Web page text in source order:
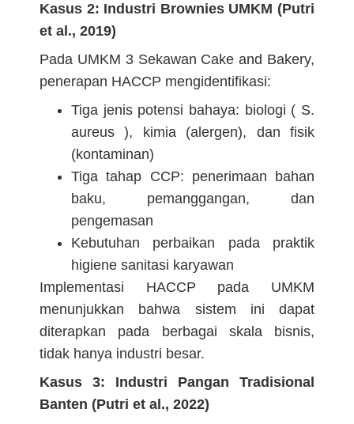
Kasus 2: Industri Brownies UMKM (Putri
et al., 2019)
Pada UMKM 3 Sekawan Cake and Bakery,
penerapan HACCP mengidentifikasi:
Tiga jenis potensi bahaya: biologi ( S.
aureus ), kimia (alergen), dan fisik
(kontaminan)
Tiga tahap CCP: penerimaan bahan
baku, pemanggangan, dan
pengemasan
Kebutuhan perbaikan pada praktik
higiene sanitasi karyawan
Implementasi HACCP pada UMKM
menunjukkan bahwa sistem ini dapat
diterapkan pada berbagai skala bisnis,
tidak hanya industri besar.
Kasus 3: Industri Pangan Tradisional
Banten (Putri et al., 2022)